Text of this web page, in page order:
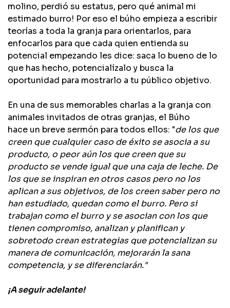
molino, perdió su estatus, pero qué animal mi
estimado burro! Por eso el búho empieza a escribir
teorías a toda la granja para orientarlos, para
enfocarlos para que cada quien entienda su
potencial empezando les dice: saca lo bueno de lo
que has hecho, potencialízalo y ​busca la ​
oportunidad ​para​ ​mostrarlo a tu público objetivo.
En una de sus memorables charlas a la granja con
animales invitados de otras granjas​,​ el Búho ​
hace un breve sermón para todos ellos: ​"​de los que
creen que cualquier caso de éxito se asocia a su
producto, o peor aún los que creen que su
producto se vende igual que una caja de leche. De
los que se inspiran en otros casos pero no los
aplican a sus objetivos, de los creen saber pero no
han estudiado, quedan como el burro. Pero si
trabajan como el burro y se asocian con los que
tienen compromiso, analizan y planifican y
sobretodo crean estrategias que potencializan su
manera de comunicación, mejorarán la sana
competencia, y se diferenciarán.​"​
¡A seguir adelante!